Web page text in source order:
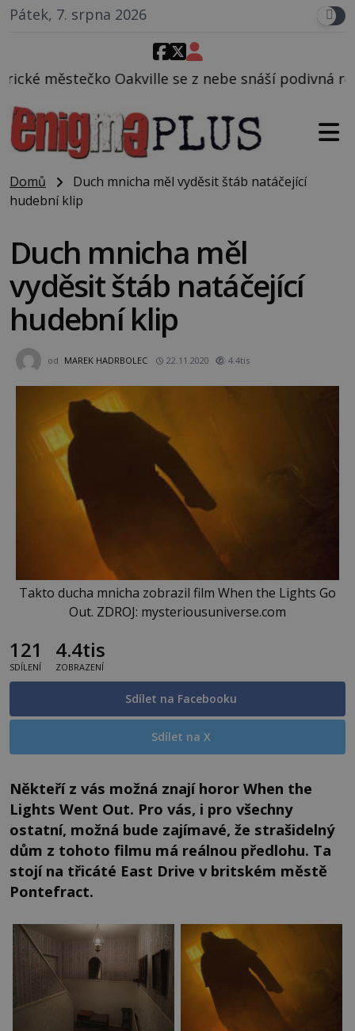
Pátek, 7. srpna 2026
se z nebe snáší podivná rosolovitá látka
Domů
Duch mnicha měl vyděsit štáb natáčející
hudební klip
Duch mnicha měl
vyděsit štáb natáčející
hudební klip
od MAREK HADRBOLEC 22.11.2020 4.4tis
Takto ducha mnicha zobrazil film When the Lights Go
Out. ZDROJ: mysteriousuniverse.com
121
SDÍLENÍ
4.4tis
ZOBRAZENÍ
Sdílet na Facebooku
Sdílet na X
Někteří z vás možná znají horor When the
Lights Went Out. Pro vás, i pro všechny
ostatní, možná bude zajímavé, že strašidelný
dům z tohoto filmu má reálnou předlohu. Ta
stojí na třicáté East Drive v britském městě
Pontefract.